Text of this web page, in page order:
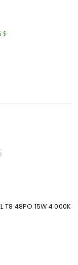
$
T8 48PO 15W 4 000K